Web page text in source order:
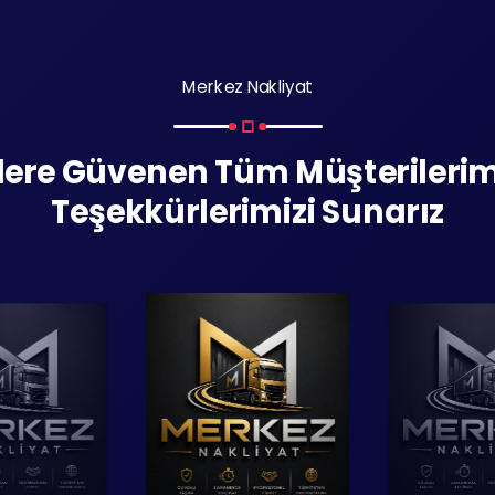
Merkez Nakliyat
Güvenen Tüm
Teşekkürlerimizi Sunarız